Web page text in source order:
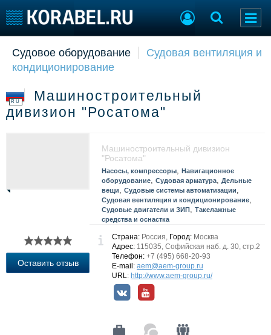
Судостроение
Пульс
Компании
Репутация
Торговая площадка
Доска объявлений
Оборудование
Изделия
Выставки и семинары
Личности
Словарь
Флот
Галерея флота
Форум
Отзывы
Все службы
Судовое оборудование
Судовая вентиляция и
кондиционирование
RU
Машиностроительный
дивизион "Росатома"
Машиностроительный дивизион
"Росатома"
Насосы, компрессоры, Навигационное
оборудование, Судовая арматура, Дельные
вещи, Судовые системы автоматизации,
Судовая вентиляция и кондиционирование,
Судовые двигатели и ЗИП, Такелажные
средства и оснастка
Оставить отзыв
Страна: Россия, Город: Москва
Адрес: 115035, Софийская наб. д. 30, стр.2
Телефон: +7 (495) 668-20-93
E-mail : aem@aem-group.ru
URL: http://www.aem-group.ru/